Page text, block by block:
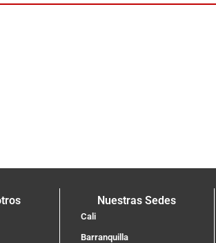
Nuestras Sedes
Cali
Barranquilla